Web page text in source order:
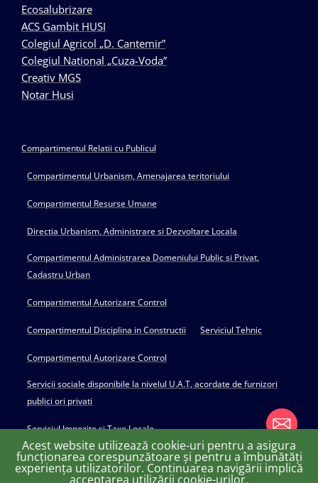
Ecosalubrizare
ACS Gambit HUSI
Colegiul Agricol „D. Cantemir”
Colegiul National „Cuza-Voda”
Creativ MGS
Notar Husi
Compartimentul Relatii cu Publicul
Compartimentul Urbanism, Amenajarea teritoriului
Compartimentul Resurse Umane
Directia Urbanism, Administrare si Dezvoltare Locala
Compartimentul Administrarea Domeniului Public si Privat,
Cadastru Urban
Compartimentul Autorizare Control
Compartimentul Disciplina in Constructii Serviciul Tehnic
Compartimentul Autorizare Control
Servicii sociale disponibile la nivelul U.A.T, acordate de furnizori
publici ori privati
Serviciul Impozite si Taxe Locale
Copyright © 2022 Primăria Huși - powered by Creativ MGS
Acest website utilizează cookie-uri pentru a asigura
funcționarea corespunzătoare și pentru a îmbunătăți
experiența utilizatorilor. Continuarea navigării implică
acceptarea utilizării cookie-urilor. chaty